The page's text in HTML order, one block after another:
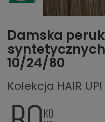
Damska
10/24/80
Kolekcja HAIR UP!